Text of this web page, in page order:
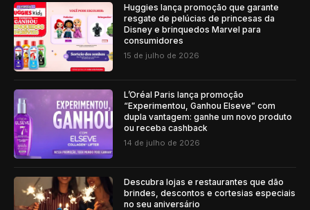
Huggies lança promoção que garante
resgate de pelúcias de princesas da
Disney e brinquedos Marvel para
consumidores
15 de julho de 2026
L’Oréal Paris lança promoção
“Experimentou, Ganhou Elseve” com
dupla vantagem: ganhe um novo produto
ou receba cashback
14 de julho de 2026
Descubra lojas e restaurantes que dão
brindes, descontos e cortesias especiais
no seu aniversário